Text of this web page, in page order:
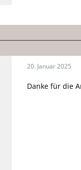
20. Januar 2025
Danke für die